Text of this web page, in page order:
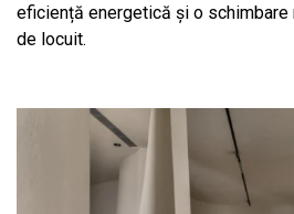
eficiență energetică și o schimbare
de locuit.